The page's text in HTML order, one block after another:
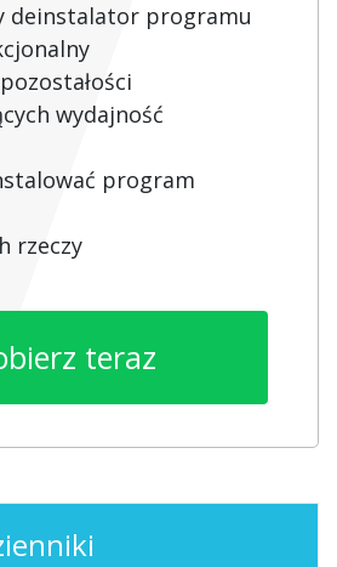
deinstalator programu
wydajność
program
rzeczy
teraz